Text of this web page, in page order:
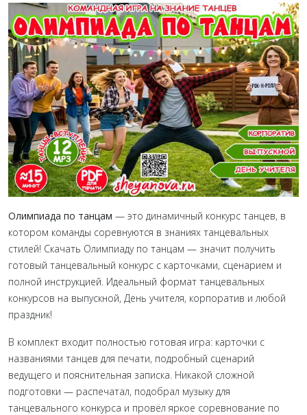
Олимпиада по танцам — это динамичный конкурс танцев, в
котором команды соревнуются в знаниях танцевальных
стилей! Скачать Олимпиаду по танцам — значит получить
готовый танцевальный конкурс с карточками, сценарием и
полной инструкцией. Идеальный формат танцевальных
конкурсов на выпускной, День учителя, корпоратив и любой
праздник!
В комплект входит полностью готовая игра: карточки с
названиями танцев для печати, подробный сценарий
ведущего и пояснительная записка. Никакой сложной
подготовки — распечатал, подобрал музыку для
танцевального конкурса и провёл яркое соревнование по